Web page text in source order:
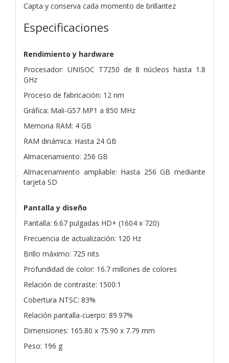
Capta y conserva cada momento de brillantez
Especificaciones
Rendimiento y hardware
Procesador: UNISOC T7250 de 8 núcleos hasta 1.8
GHz
Proceso de fabricación: 12 nm
Gráfica: Mali-G57 MP1 a 850 MHz
Memoria RAM: 4 GB
RAM dinámica: Hasta 24 GB
Almacenamiento: 256 GB
Almacenamiento ampliable: Hasta 256 GB mediante
tarjeta SD
Pantalla y diseño
Pantalla: 6.67 pulgadas HD+ (1604 x 720)
Frecuencia de actualización: 120 Hz
Brillo máximo: 725 nits
Profundidad de color: 16.7 millones de colores
Relación de contraste: 1500:1
Cobertura NTSC: 83%
Relación pantalla-cuerpo: 89.97%
Dimensiones: 165.80 x 75.90 x 7.79 mm
Peso: 196 g